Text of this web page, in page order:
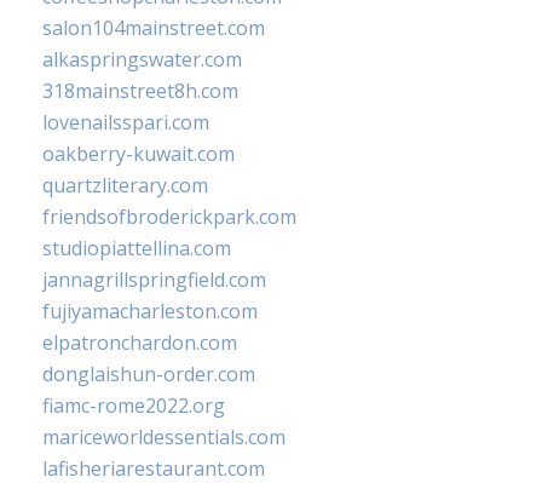
salon104mainstreet.com
alkaspringswater.com
318mainstreet8h.com
lovenailsspari.com
oakberry-kuwait.com
quartzliterary.com
friendsofbroderickpark.com
studiopiattellina.com
jannagrillspringfield.com
fujiyamacharleston.com
elpatronchardon.com
donglaishun-order.com
fiamc-rome2022.org
mariceworldessentials.com
lafisheriarestaurant.com